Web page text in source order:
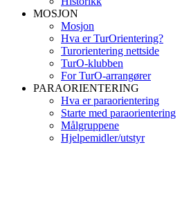
MOSJON
Mosjon
Hva er TurOrientering?
Turorientering nettside
TurO-klubben
For TurO-arrangører
PARAORIENTERING
Hva er paraorientering
Starte med paraorientering
Målgruppene
Hjelpemidler/utstyr